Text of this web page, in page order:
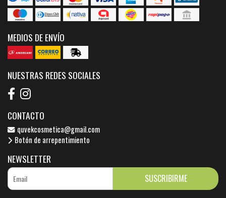
MEDIOS DE ENVÍO
NUESTRAS REDES SOCIALES
CONTACTO
quvekcosmetica@gmail.com
Botón de arrepentimiento
NEWSLETTER
SUSCRIBIRME